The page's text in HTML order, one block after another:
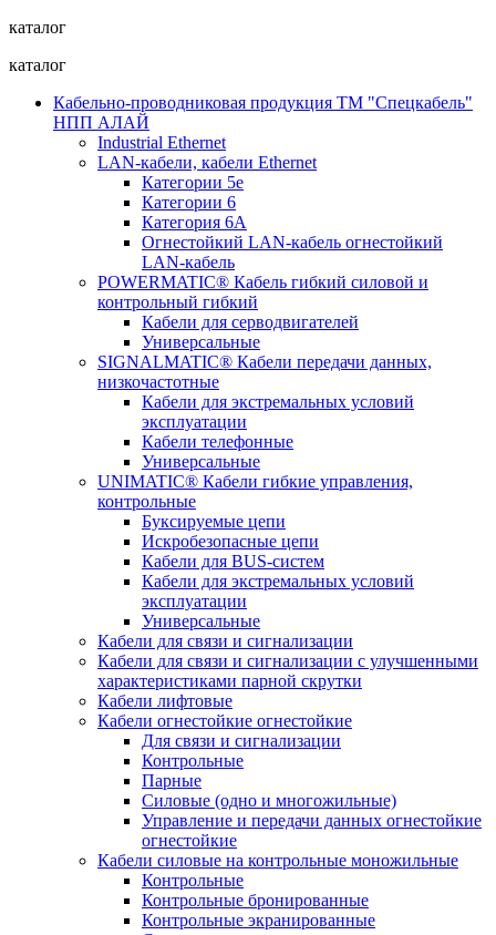
каталог
каталог
Кабельно-проводниковая продукция ТМ "Спецкабель"
НПП АЛАЙ
Industrial Ethernet
LAN-кабели, кабели Ethernet
Категории 5е
Категории 6
Категория 6А
Огнестойкий LAN-кабель огнестойкий
LAN-кабель
POWERMATIC® Кабель гибкий силовой и
контрольный гибкий
Кабели для серводвигателей
Универсальные
SIGNALMATIC® Кабели передачи данных,
низкочастотные
Кабели для экстремальных условий
эксплуатации
Кабели телефонные
Универсальные
UNIMATIC® Кабели гибкие управления,
контрольные
Буксируемые цепи
Искробезопасные цепи
Кабели для BUS-систем
Кабели для экстремальных условий
эксплуатации
Универсальные
Кабели для связи и сигнализации
Кабели для связи и сигнализации с улучшенными
характеристиками парной скрутки
Кабели лифтовые
Кабели огнестойкие огнестойкие
Для связи и сигнализации
Контрольные
Парные
Силовые (одно и многожильные)
Управление и передачи данных огнестойкие
огнестойкие
Кабели силовые на контрольные моножильные
Контрольные
Контрольные бронированные
Контрольные экранированные